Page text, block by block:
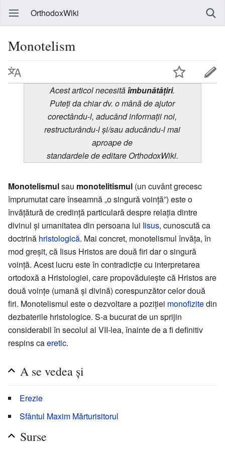
OrthodoxWiki
Monotelism
Acest articol necesităîmbunătățiri.
Puteți da chiar dv. o mână de ajutor
corectându-l, aducând informații noi,
restructurându-l și/sau aducându-l mai
aproape de
standardele de editare OrthodoxWiki.
Monotelismulsau monotelitismul (un cuvânt grecesc
împrumutat care înseamnă „o singură voinţă”) este o
învăţătură de credinţă particulară despre relaţia dintre
divinul şi umanitatea din persoana lui Iisus, cunoscută ca
doctrină hristologică. Mai concret, monotelismul învăţa, în
mod greşit, că Iisus Hristos are două firi dar o singură
voinţă. Acest lucru este în contradicţie cu interpretarea
ortodoxă a Hristologiei, care propovăduieşte că Hristos are
două voinţe (umană şi divină) corespunzător celor două
firi. Monotelismul este o dezvoltare a poziţiei monofizitedin
dezbaterile hristologice. S-a bucurat de un sprijin
considerabil în secolul al VII-lea, înainte de a fi definitiv
respins caeretic.
A se vedea şi
Erezie
Sfântul Maxim Mărturisitorul
Surse